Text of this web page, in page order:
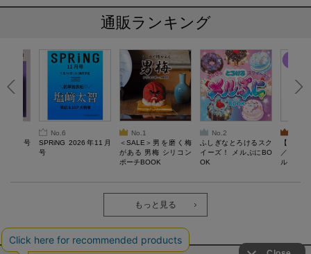
通販ランキング
10月号
No.6
SPRiNG 2026年11月
号
No.1
＜SALE＞男を磨く梅
がある 男梅 シリコン
ポーチBOOK
No.2
ふしぎなとろけるスク
イーズ！ メルぷにBO
OK
【
／Lサ
ル）【
労回復ウ
もっと見る